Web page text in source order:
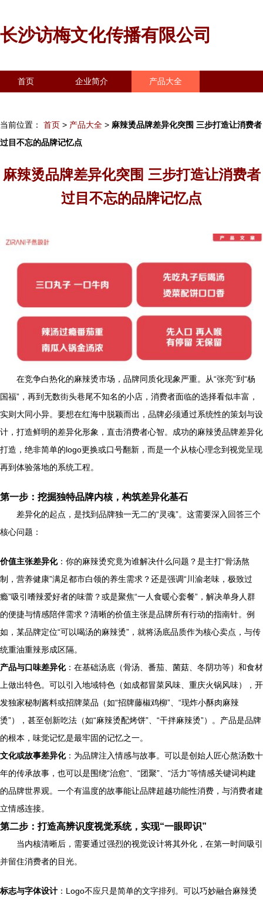
长沙访梅文化传播有限公司
首页 企业简介 产品大全
当前位置： 首页 > 产品大全 > 麻辣烫品牌差异化突围 三步打造让消费者
过目不忘的品牌记忆点
麻辣烫品牌差异化突围 三步打造让消费者
过目不忘的品牌记忆点
在竞争白热化的麻辣烫市场，品牌同质化现象严重。从“张亮”到“杨
国福”，再到无数街头巷尾不知名的小店，消费者面临的选择看似丰富，
实则大同小异。要想在红海中脱颖而出，品牌必须通过系统性的策划与设
计，打造鲜明的差异化形象，直击消费者心智。成功的麻辣烫品牌差异化
打造，绝非简单的logo更换或口号翻新，而是一个从核心理念到视觉呈现
再到体验落地的系统工程。
第一步：挖掘独特品牌内核，构筑差异化基石
差异化的起点，是找到品牌独一无二的“灵魂”。这需要深入回答三个
核心问题：
价值主张差异化：你的麻辣烫究竟为谁解决什么问题？是主打“骨汤熬
制，营养健康”满足都市白领的养生需求？还是强调“川渝老味，极致过
瘾”吸引嗜辣爱好者的味蕾？或是聚焦“一人食暖心套餐”，解决单身人群
的便捷与情感陪伴需求？清晰的价值主张是品牌所有行动的指南针。例
如，某品牌定位“可以喝汤的麻辣烫”，就将汤底品质作为核心卖点，与传
统重油重辣形成区隔。
产品与口味差异化：在基础汤底（骨汤、番茄、菌菇、冬阴功等）和食材
上做出特色。可以引入地域特色（如成都冒菜风味、重庆火锅风味），开
发独家秘制酱料或招牌菜品（如“招牌藤椒鸡柳”、“现炸小酥肉麻辣
烫”），甚至创新吃法（如“麻辣烫配烤饼”、“干拌麻辣烫”）。产品是品牌
的根本，味觉记忆是最牢固的记忆之一。
文化或故事差异化：为品牌注入情感与故事。可以是创始人匠心熬汤数十
年的传承故事，也可以是围绕“治愈”、“团聚”、“活力”等情感关键词构建
的品牌世界观。一个有温度的故事能让品牌超越功能性消费，与消费者建
立情感连接。
第二步：打造高辨识度视觉系统，实现“一眼即识”
当内核清晰后，需要通过强烈的视觉设计将其外化，在第一时间吸引
并留住消费者的目光。
标志与字体设计 ：Logo不应只是简单的文字排列。可以巧妙融合麻辣烫